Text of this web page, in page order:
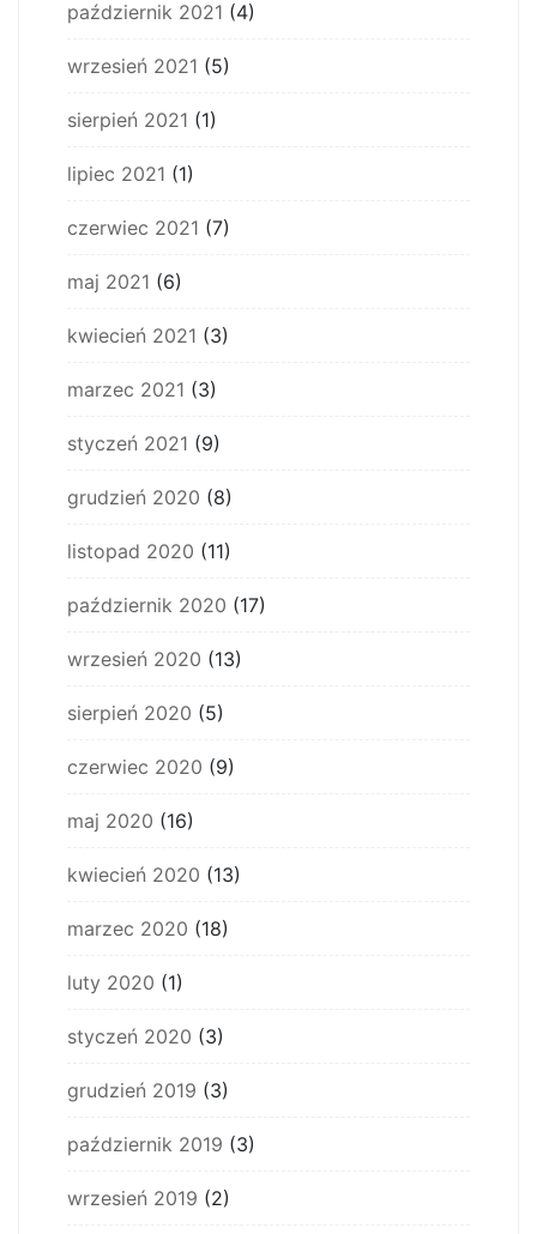
październik 2021 (4)
wrzesień 2021 (5)
sierpień 2021 (1)
lipiec 2021 (1)
czerwiec 2021 (7)
maj 2021 (6)
kwiecień 2021 (3)
marzec 2021 (3)
styczeń 2021 (9)
grudzień 2020 (8)
listopad 2020 (11)
październik 2020 (17)
wrzesień 2020 (13)
sierpień 2020 (5)
czerwiec 2020 (9)
maj 2020 (16)
kwiecień 2020 (13)
marzec 2020 (18)
luty 2020 (1)
styczeń 2020 (3)
grudzień 2019 (3)
październik 2019 (3)
wrzesień 2019 (2)